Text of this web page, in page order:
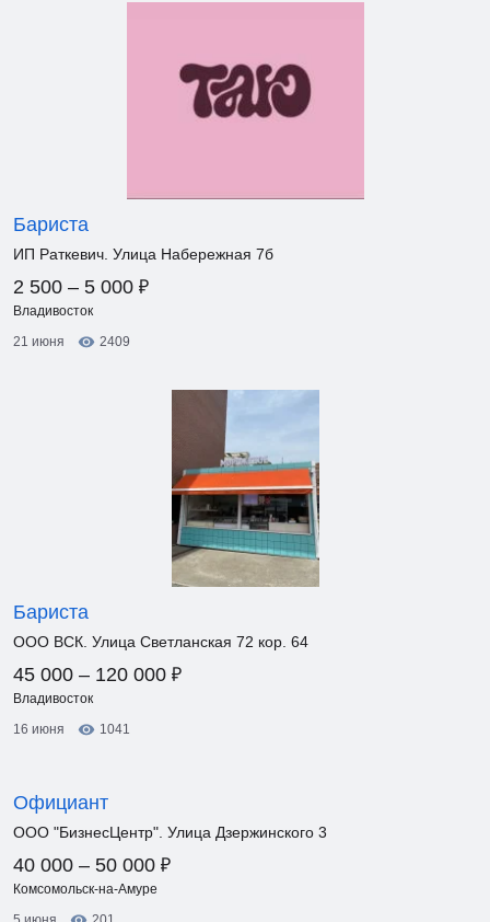
Бариста
ИП Раткевич. Улица Набережная 7б
2 500 – 5 000 ₽
Владивосток
21 июня
2409
Бариста
ООО ВСК. Улица Светланская 72 кор. 64
45 000 – 120 000 ₽
Владивосток
16 июня
1041
Официант
ООО "БизнесЦентр". Улица Дзержинского 3
40 000 – 50 000 ₽
Комсомольск-на-Амуре